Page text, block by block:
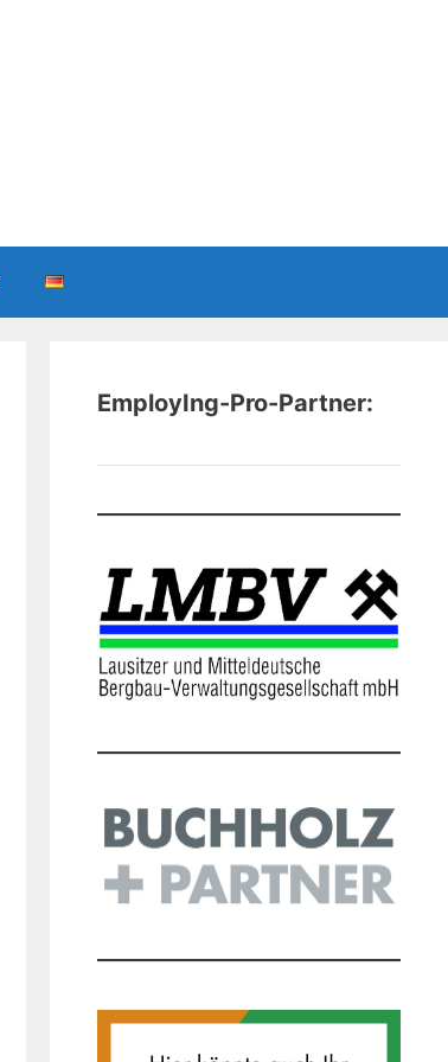
EmployIng-Pro-Partner: